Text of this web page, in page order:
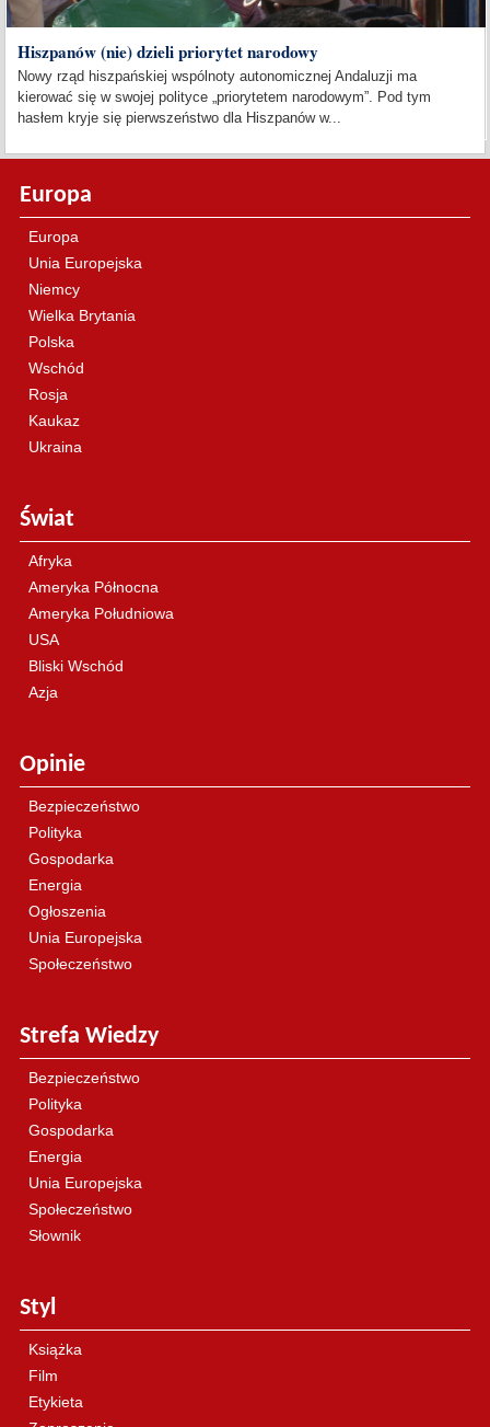
Hiszpanów (nie) dzieli priorytet narodowy
Nowy rząd hiszpańskiej wspólnoty autonomicznej Andaluzji ma
kierować się w swojej polityce „priorytetem narodowym”. Pod tym
hasłem kryje się pierwszeństwo dla Hiszpanów w...
Europa
Europa
Unia Europejska
Niemcy
Wielka Brytania
Polska
Wschód
Rosja
Kaukaz
Ukraina
Świat
Afryka
Ameryka Północna
Ameryka Południowa
USA
Bliski Wschód
Azja
Opinie
Bezpieczeństwo
Polityka
Gospodarka
Energia
Ogłoszenia
Unia Europejska
Społeczeństwo
Strefa Wiedzy
Bezpieczeństwo
Polityka
Gospodarka
Energia
Unia Europejska
Społeczeństwo
Słownik
Styl
Książka
Film
Etykieta